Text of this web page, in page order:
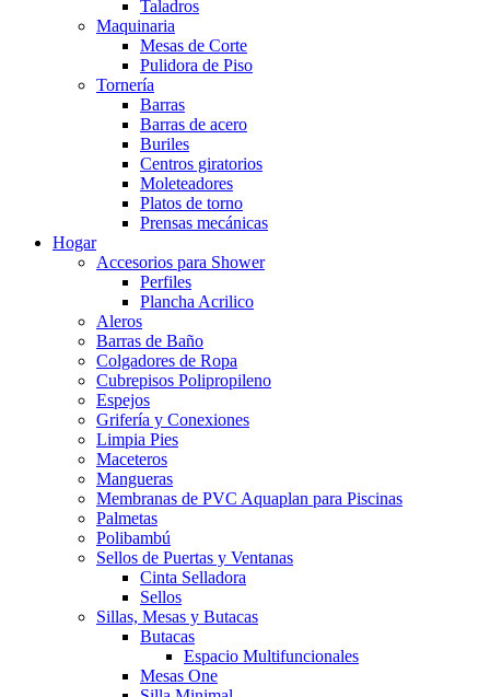
Taladros
Maquinaria
Mesas de Corte
Pulidora de Piso
Tornería
Barras
Barras de acero
Buriles
Centros giratorios
Moleteadores
Platos de torno
Prensas mecánicas
Hogar
Accesorios para Shower
Perfiles
Plancha Acrilico
Aleros
Barras de Baño
Colgadores de Ropa
Cubrepisos Polipropileno
Espejos
Grifería y Conexiones
Limpia Pies
Maceteros
Mangueras
Membranas de PVC Aquaplan para Piscinas
Palmetas
Polibambú
Sellos de Puertas y Ventanas
Cinta Selladora
Sellos
Sillas, Mesas y Butacas
Butacas
Espacio Multifuncionales
Mesas One